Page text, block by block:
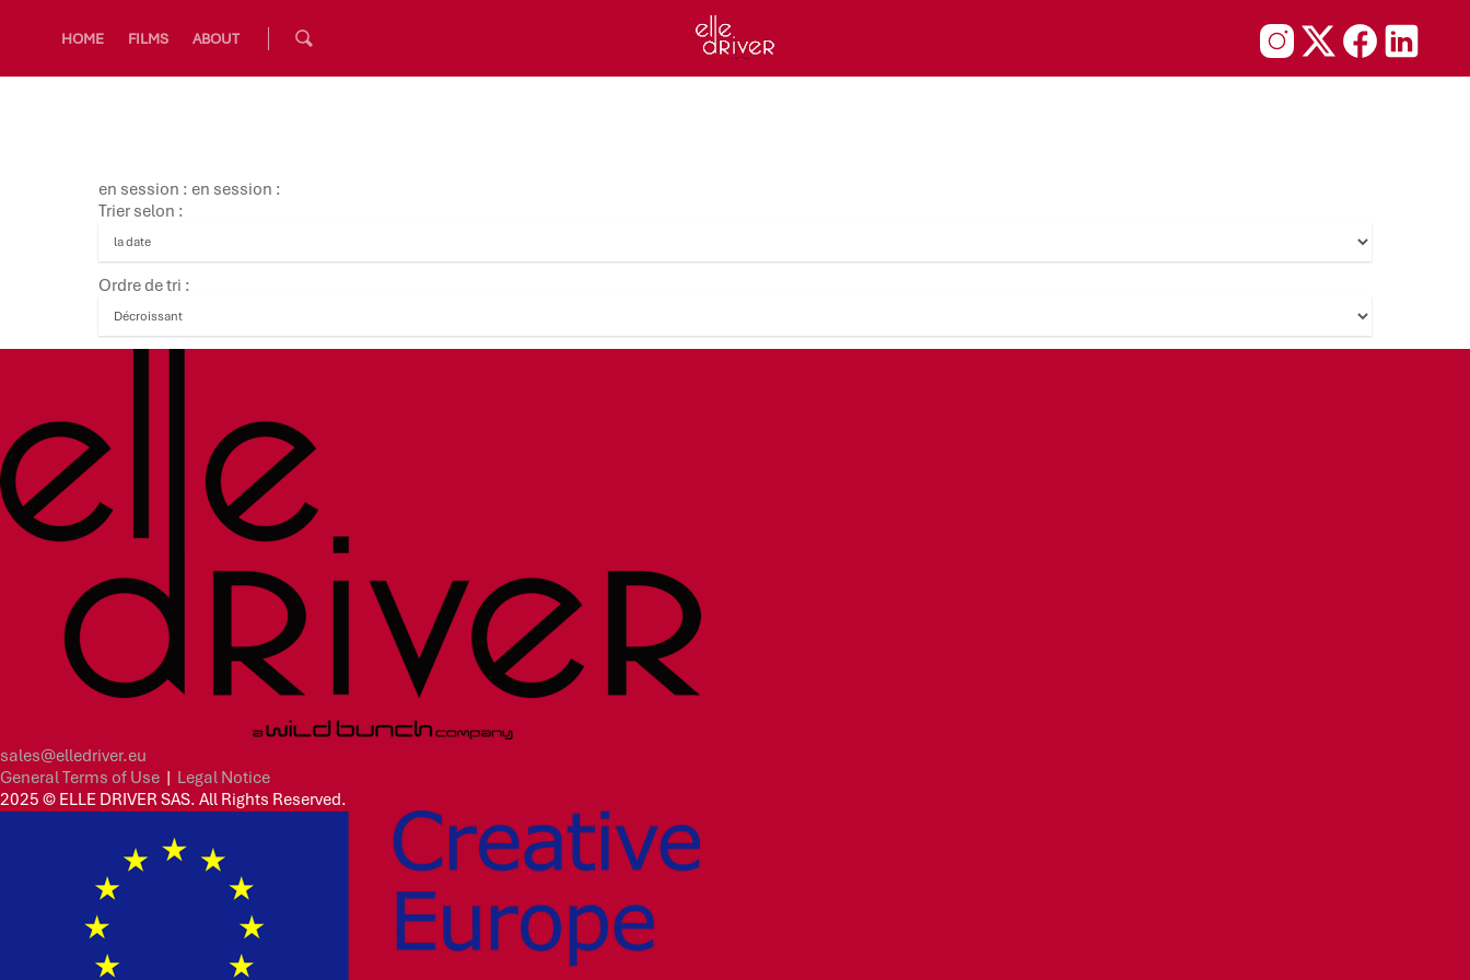
HOME FILMS ABOUT
en session : en session :
Trier selon :
Ordre de tri :
sales@elledriver.eu
General Terms of Use | Legal Notice
2025 © ELLE DRIVER SAS. All Rights Reserved.